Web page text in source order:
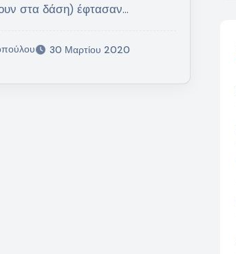
στα δάση) έφτασαν…
30 Μαρτίου 2020